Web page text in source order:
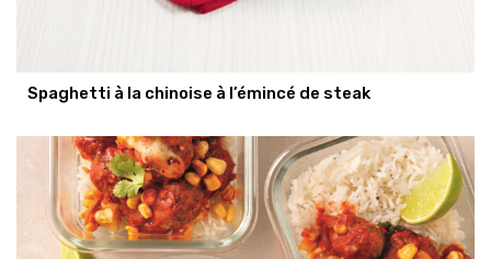
Spaghetti à la chinoise à l’émincé de steak